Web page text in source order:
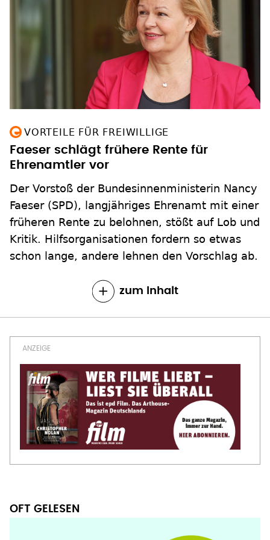
VORTEILE FÜR FREIWILLIGE
Faeser schlägt frühere Rente für
Ehrenamtler vor
Der Vorstoß der Bundesinnenministerin Nancy
Faeser (SPD), langjähriges Ehrenamt mit einer
früheren Rente zu belohnen, stößt auf Lob und
Kritik. Hilfsorganisationen fordern so etwas
schon lange, andere lehnen den Vorschlag ab.
zum Inhalt
OFT GELESEN